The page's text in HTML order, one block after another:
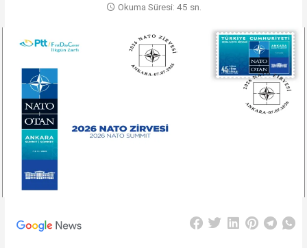
Okuma Süresi: 45 sn.